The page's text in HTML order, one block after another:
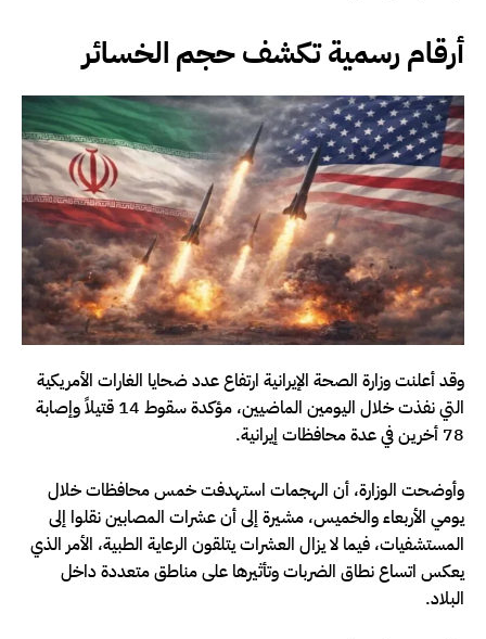
أرقام رسمية تكشف حجم الخسائر
وقد أعلنت وزارة الصحة الإيرانية ارتفاع عدد ضحايا الغارات الأمريكية
التي نفذت خلال اليومين الماضيين، مؤكدة سقوط 14 قتيلاً وإصابة
78 أخرين في عدة محافظات إيرانية.
وأوضحت الوزارة، أن الهجمات استهدفت خمس محافظات خلال
يومي الأربعاء والخميس، مشيرة إلى أن عشرات المصابين نقلوا إلى
المستشفيات، فيما لا يزال العشرات يتلقون الرعاية الطبية، الأمر الذي
يعكس اتساع نطاق الضربات وتأثيرها على مناطق متعددة داخل
البلاد.